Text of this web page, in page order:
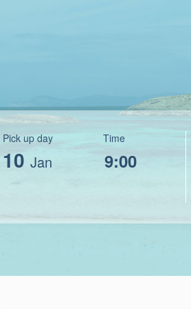
Pick up day
10 Jan
Time